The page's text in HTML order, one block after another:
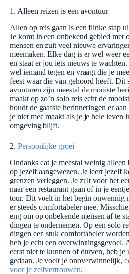
1. Alleen reizen is een avontuur
Allen op reis gaan is een flinke stap
Je komt in een onbekend gebied met
mensen en zult veel nieuwe
meemaken. Elke dag is er wel weer
en staat er jou iets nieuws te
wel iemand tegen en vraagt die je
feest waar die van gehoord heeft. Dit
avonturen zijn meestal de mooiste
maakt op zo’n solo reis echt de
houdt de gaafste herinneringen er
je niet mee maakt als je je hele leven
omgeving blijft.
2. Persoonlijke groei
Ondanks dat je meestal weinig alleen
op jezelf aangewezen. Je leert jezelf
grenzen verleggen. Je zult voor het
naar een restaurant gaan of in je
tour. Dit voelt in het begin onwennig
er steeds comfortabeler mee.
eng om op onbekende mensen af te
dingen te ondernemen. Op een solo
dingen een stuk comfortabeler
heb je echt een overwinningsgevoel.
eerst niet te kunnen of durven, heb je
gedaan. Je voelt je onoverwinnelijk,
voor je zelfvertrouwen.